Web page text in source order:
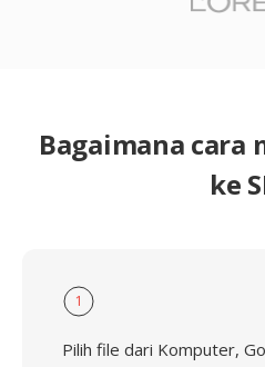
Bagaimana cara
ke
1
Pilih file dari Komputer,